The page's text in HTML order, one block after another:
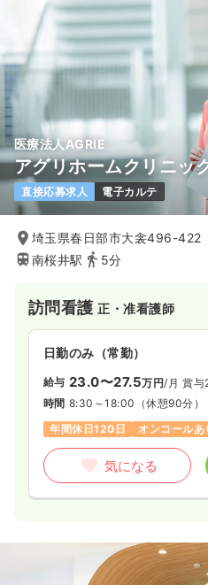
医療法人AGRIE
アグリホームクリニッ
直接応募求人 電子カルテ
埼玉県春日部市大衾496-422
南桜井駅
5分
訪問看護正・准看護師
日勤のみ（常勤）
給与 23.0〜27.5万円/月 賞与
時間 8:30～18:00 （休憩90分）
年間休日120日
オンコールあ
気になる